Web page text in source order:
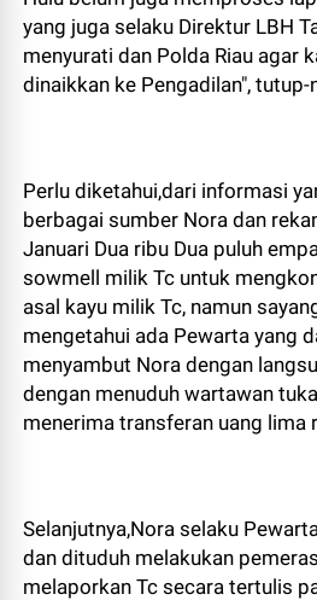
yang juga selaku Direktur LBH
menyurati dan Polda Riau agar
dinaikkan ke Pengadilan", tutup-
Perlu diketahui,dari informasi
berbagai sumber Nora dan
Januari Dua ribu Dua puluh
sowmell milik Tc untuk
asal kayu milik Tc, namun
mengetahui ada Pewarta yang
menyambut Nora dengan
dengan menuduh wartawan
menerima transferan uang lima
Selanjutnya,Nora selaku
dan dituduh melakukan
melaporkan Tc secara tertulis